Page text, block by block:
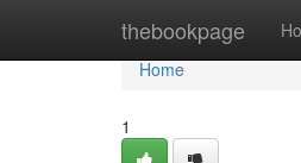
thebookpage
Home
Home
1